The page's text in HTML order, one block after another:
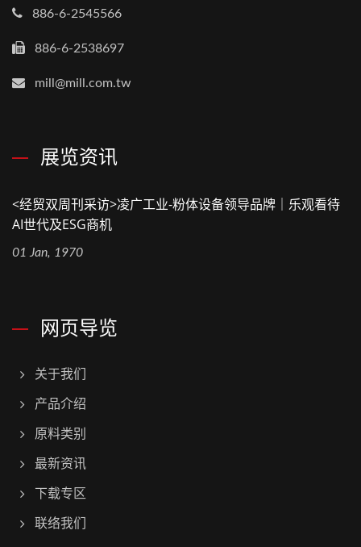
886-6-2545566
886-6-2538697
mill@mill.com.tw
展览资讯
<经贸双周刊采访>凌广工业-粉体设备领导品牌｜乐观看待
AI世代及ESG商机
01 Jan, 1970
网页导览
关于我们
产品介绍
原料类别
最新资讯
下载专区
联络我们